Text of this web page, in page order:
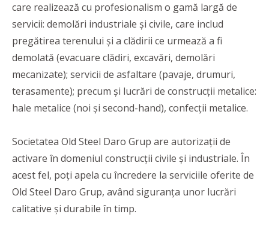
care realizează cu profesionalism o gamă largă de
servicii: demolări industriale și civile, care includ
pregătirea terenului și a clădirii ce urmează a fi
demolată (evacuare clădiri, excavări, demolări
mecanizate); servicii de asfaltare (pavaje, drumuri,
terasamente); precum și lucrări de construcții metalice:
hale metalice (noi și second-hand), confecții metalice.
Societatea Old Steel Daro Grup are autorizații de
activare în domeniul construcții civile și industriale. În
acest fel, poți apela cu încredere la serviciile oferite de
Old Steel Daro Grup, având siguranța unor lucrări
calitative și durabile în timp.